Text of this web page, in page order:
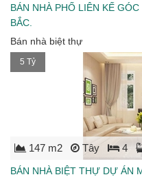
BÁN NHÀ PHỐ LIÊN KẾ
BẮC.
Bán nhà biệt thự
5 Tỷ
147 m2 Tây 4
BÁN NHÀ BIỆT THỰ DỰ ÁN